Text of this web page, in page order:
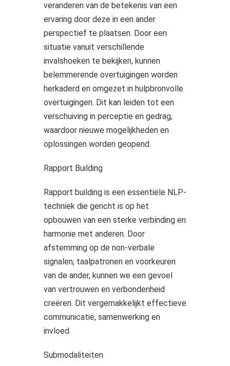
veranderen van de betekenis van een
ervaring door deze in een ander
perspectief te plaatsen. Door een
situatie vanuit verschillende
invalshoeken te bekijken, kunnen
belemmerende overtuigingen worden
herkaderd en omgezet in hulpbronvolle
overtuigingen. Dit kan leiden tot een
verschuiving in perceptie en gedrag,
waardoor nieuwe mogelijkheden en
oplossingen worden geopend.
Rapport Building
Rapport building is een essentiële NLP-
techniek die gericht is op het
opbouwen van een sterke verbinding en
harmonie met anderen. Door
afstemming op de non-verbale
signalen, taalpatronen en voorkeuren
van de ander, kunnen we een gevoel
van vertrouwen en verbondenheid
creëren. Dit vergemakkelijkt effectieve
communicatie, samenwerking en
invloed.
Submodaliteiten